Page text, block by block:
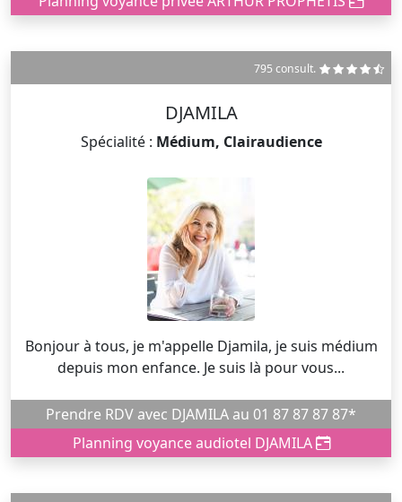
795 consult.
DJAMILA
Spécialité : Médium, Clairaudience
Bonjour à tous, je m'appelle Djamila, je suis médium
depuis mon enfance. Je suis là pour vous...
Prendre RDV avec DJAMILA au 01 87 87 87 87*
Planning voyance audiotel DJAMILA